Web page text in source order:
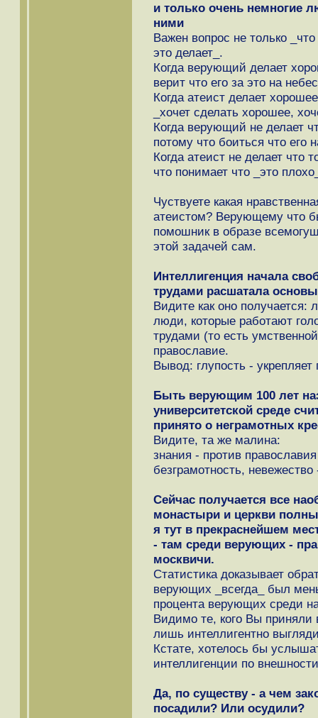
и только очень немногие
ними
Важен вопрос не только
это делает_.
Когда верующий делает
верит что его за это на
Когда атеист делает
_хочет сделать хорошее,
Когда верующий не делает
потому что боиться что его
Когда атеист не делает что
что понимает что _это
Чуствуете какая
атеистом? Верующему что
помошник в образе
этой задачей сам.
Интеллигенция начала
трудами расшатала
Видите как оно получается:
люди, которые работают
трудами (то есть
православие.
Вывод: глупость -
Быть верующим 100 лет
университетской среде
принято о неграмотных
Видите, та же малина:
знания - против православия
безграмотность,
Сейчас получается все
монастыри и церкви
я тут в прекраснейшем
- там среди верующих -
москвичи.
Статистика доказывает
верующих _всегда_ был
процента верующих среди
Видимо те, кого Вы приняли
лишь интеллигентно
Кстате, хотелось бы
интеллигенции по
Да, по существу - а чем
посадили? Или осудили?